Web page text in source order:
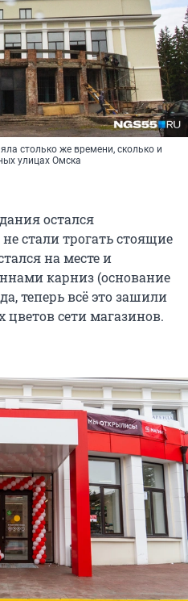
столько же времени, сколько и
улицах Омска
остался
стали трогать стоящие
на месте и
карниз (основание
теперь всё это зашили
сети магазинов.